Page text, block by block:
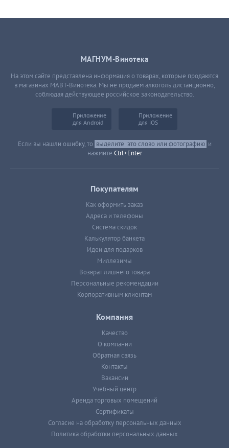
МАГНУМ-Винотека
На этом сайте представлена информация о товарах, которые продаются
в магазинах МАВТ-Винотека. Мы не продаем алкоголь дистанционно,
соблюдая действующее российское законодательство.
Приложение
для Android
Приложение
для iOS
Если вы нашли ошибку, то выделите это слово или фотографию и
нажмите Ctrl+Enter
Покупателям
Как оформить заказ
Адреса и телефоны
Система скидок
Калькулятор банкета
Идеи для подарков
Миллезимы
Возврат лишнего товара
Персональные рекомендации
Корпоративным клиентам
Компания
Качество
О компании
Обратная связь
Контакты
Вакансии
Учебный центр
Аренда торговых помещений
Сертификаты
Согласие на обработку персональных данных
Политика обработки персональных данных